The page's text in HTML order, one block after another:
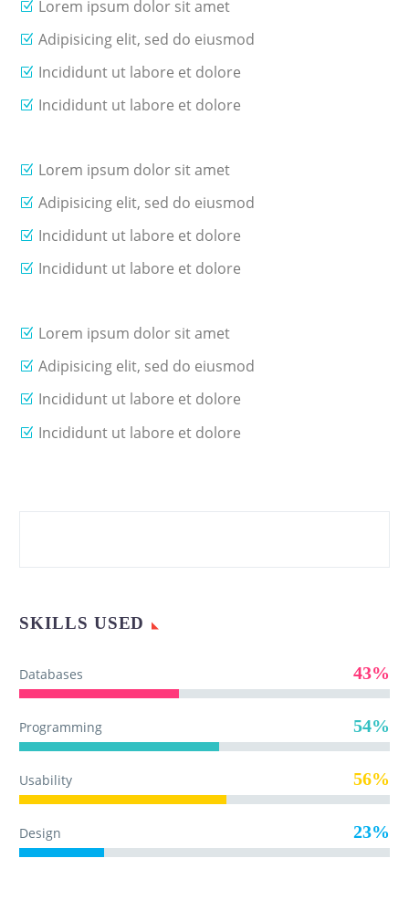
Lorem ipsum dolor sit amet
Adipisicing elit, sed do eiusmod
Incididunt ut labore et dolore
Incididunt ut labore et dolore
Lorem ipsum dolor sit amet
Adipisicing elit, sed do eiusmod
Incididunt ut labore et dolore
Incididunt ut labore et dolore
Lorem ipsum dolor sit amet
Adipisicing elit, sed do eiusmod
Incididunt ut labore et dolore
Incididunt ut labore et dolore
SKILLS USED
Databases 43%
Programming 54%
Usability 56%
Design 23%